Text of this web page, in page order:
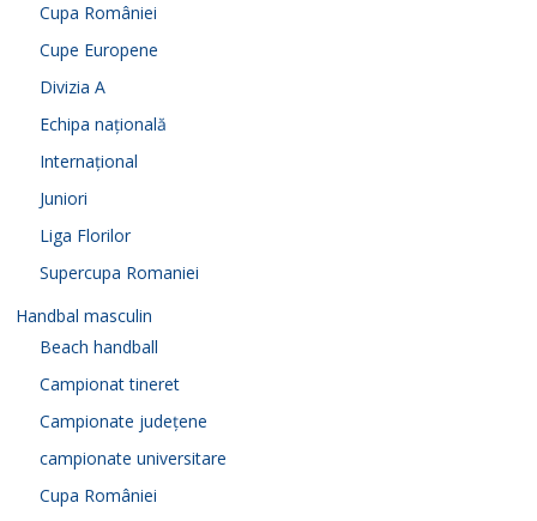
Cupa României
Cupe Europene
Divizia A
Echipa națională
Internațional
Juniori
Liga Florilor
Supercupa Romaniei
Handbal masculin
Beach handball
Campionat tineret
Campionate județene
campionate universitare
Cupa României